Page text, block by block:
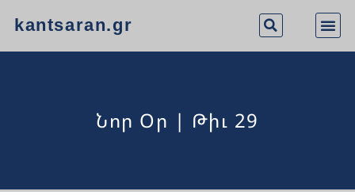
kantsaran.gr
Նոր Օր | Թիւ 29